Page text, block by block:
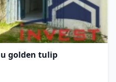
golden tulip